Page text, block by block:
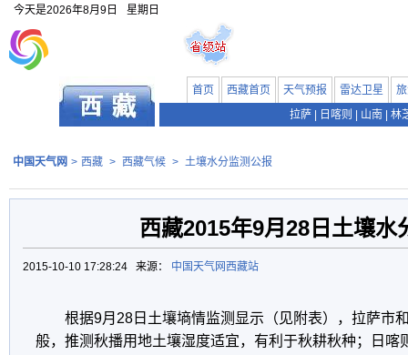
今天是2026年8月9日 星期日
首页 西藏首页 天气预报 雷达卫星
拉萨
日喀则 山南 林
中国天气网 > 西藏 > 西藏气候 > 土壤水分监测公报
西藏2015年9月28日土壤水
2015-10-10 17:28:24 来源： 中国天气网西藏站
根据9月28日土壤墒情监测显示（见附表），拉萨市
般，推测秋播用地土壤湿度适宜，有利于秋耕秋种；日喀